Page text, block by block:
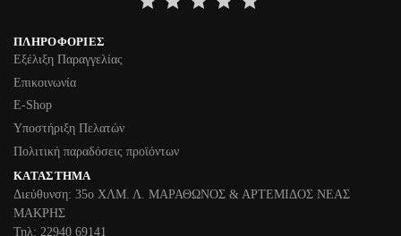
ΠΛΗΡΟΦΟΡΊΕΣ
Εξέλιξη Παραγγελίας
Επικοινωνία
Ε-Shop
Υποστήριξη Πελατών
Πολιτική παραδόσεις προϊόντων
ΚΑΤΆΣΤΗΜΑ
Διεύθυνση: 35ο ΧΛΜ. Λ. ΜΑΡΑΘΩΝΟΣ & ΑΡΤΕΜΙΔΟΣ ΝΕΑΣ
ΜΑΚΡΗΣ
Τηλ: 22940 69141